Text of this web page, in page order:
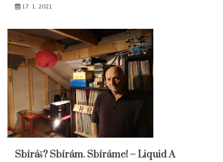
17. 1. 2021
Sbíráš? Sbírám. Sbíráme! – Liquid A